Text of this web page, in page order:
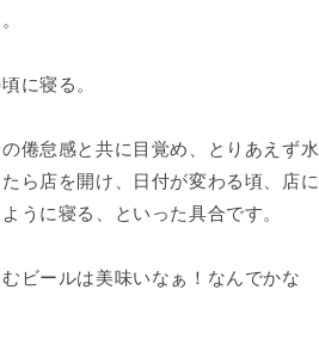
に寝る。
倦怠感と共に目覚め、とりあえず水
ら店を開け、日付が変わる頃、店に
うに寝る、といった具合です。
ビールは美味いなぁ！なんでかな